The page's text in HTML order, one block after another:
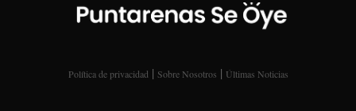
Política de privacidad | Sobre Nosotros | Últimas Noticias